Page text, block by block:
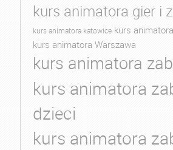
kurs animatora gier i
kurs animatora katowice kurs
kurs animatora Warszawa
kurs animatora
kurs animatora
dzieci
kurs animatora